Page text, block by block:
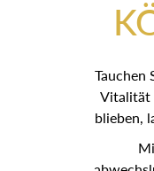
voller
und